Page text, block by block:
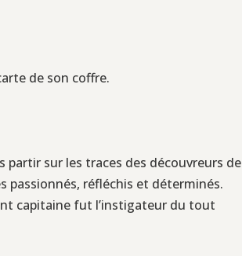
de son coffre.
partir sur les traces des découvreurs de
passionnés, réfléchis et déterminés.
capitaine fut l’instigateur du tout